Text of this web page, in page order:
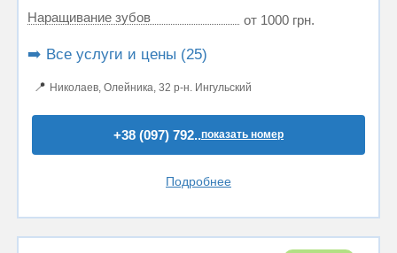
Наращивание зубов от 1000 грн.
➡️ Все услуги и цены (25)
📍 Николаев, Олейника, 32 р-н. Ингульский
+38 (097) 792..показать номер
Подробнее